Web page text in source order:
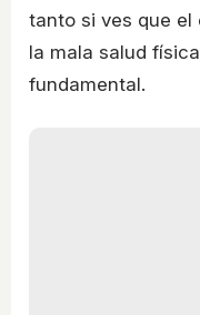
tanto si ves que
la mala salud
fundamental.